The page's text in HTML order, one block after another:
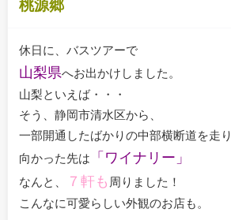
桃源郷
休日に、バスツアーで
山梨県へお出かけしました。
山梨といえば・・・
そう、静岡市清水区から、
一部開通したばかりの中部横断道を走り
向かった先は
「ワイナリー」
なんと、 ７軒も 周りました！
こんなに可愛らしい外観のお店も。